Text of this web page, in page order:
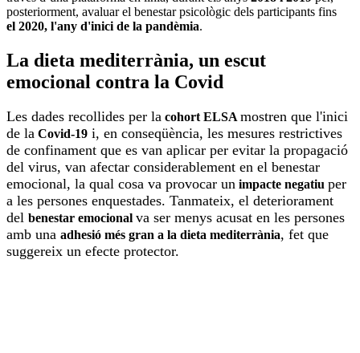
posteriorment, avaluar el benestar psicològic dels participants fins
el 2020, l'any d'inici de la pandèmia.
La dieta mediterrània, un escut
emocional contra la Covid
Les dades recollides per la cohort ELSAmostren que l'inici
de la Covid-19 i, en conseqüència, les mesures restrictives
de confinament que es van aplicar per evitar la propagació
del virus, van afectar considerablement en el benestar
emocional, la qual cosa va provocar un impacte negatiu per
a les persones enquestades. Tanmateix, el deteriorament
del benestar emocional va ser menys acusat en les persones
amb una adhesió més gran a la dieta mediterrània, fet que
suggereix un efecte protector.